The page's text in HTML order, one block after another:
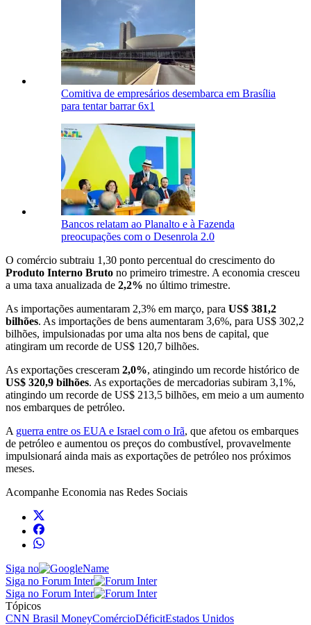
Comitiva de empresários desembarca em Brasília
para tentar barrar 6x1
Bancos relatam ao Planalto e à Fazenda
preocupações com o Desenrola 2.0
O comércio subtraiu 1,30 ponto percentual do crescimento ‌do
Produto ⁠Interno Bruto ‌ no primeiro trimestre. A economia cresceu
a uma taxa anualizada de 2,2% no último trimestre.
As ⁠importações aumentaram 2,3% em ⁠março, para US$ 381,2
bilhões. As importações de bens aumentaram 3,6%, ‌para US$ 302,2
bilhões, impulsionadas por uma alta nos bens de capital, que
atingiram um recorde de US$ 120,7 bilhões.
As exportações cresceram 2,0%, atingindo um ‌recorde histórico de
US$ 320,9 bilhões. As exportações de mercadorias subiram 3,1%,
atingindo um recorde de ⁠US$ 213,5 bilhões, em meio a um aumento
nos embarques de petróleo.
A guerra entre os EUA e ​Israel com o Irã, que afetou os embarques ​
de petróleo e aumentou os preços do combustível, provavelmente
impulsionará ainda mais as exportações de petróleo nos próximos
meses.
Acompanhe Economia nas Redes Sociais
Siga no
Siga no Forum Inter
Siga no Forum Inter
Tópicos
CNN Brasil MoneyComércioDéficitEstados Unidos